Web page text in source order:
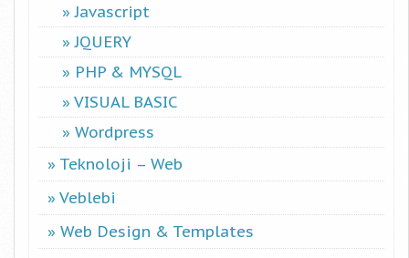
Javascript
JQUERY
PHP & MYSQL
VISUAL BASIC
Wordpress
Teknoloji – Web
Veblebi
Web Design & Templates